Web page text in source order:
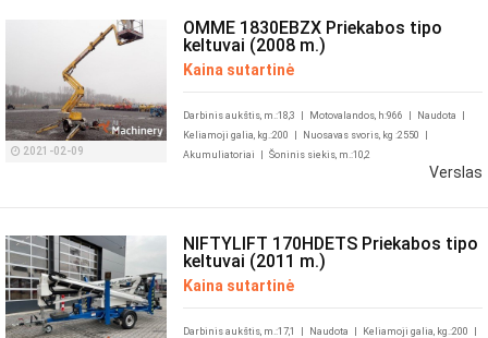
2021-02-09
OMME 1830EBZX Priekabos tipo
keltuvai (2008 m.)
Kaina sutartinė
Darbinis aukštis, m.:18,3 Motovalandos, h:966 Naudota
Keliamoji galia, kg.:200
Nuosavas svoris, kg :2550
Akumuliatoriai
Šoninis siekis, m.:10,2
Verslas
NIFTYLIFT 170HDETS Priekabos tipo
keltuvai (2011 m.)
Kaina sutartinė
Darbinis aukštis, m.:17,1 Naudota Keliamoji galia, kg.:200